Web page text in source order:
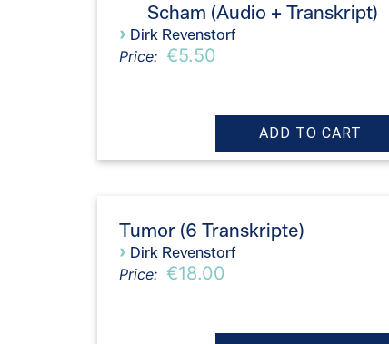
Scham (Audio + Transkript)
› Dirk Revenstorf
Price: €5.50
Tumor (6 Transkripte)
› Dirk Revenstorf
Price: €18.00